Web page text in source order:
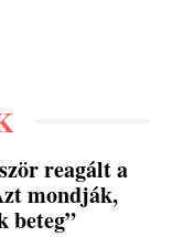
reagált a
mondják,
beteg”